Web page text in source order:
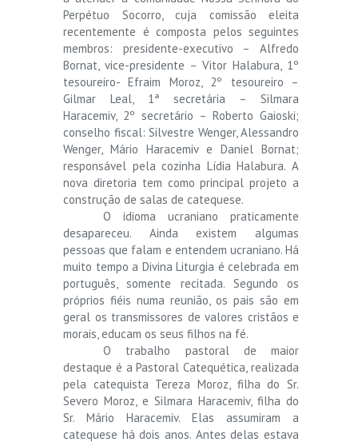
Perpétuo Socorro, cuja comissão eleita
recentemente é composta pelos seguintes
membros: presidente-executivo – Alfredo
Bornat, vice-presidente – Vitor Halabura, 1º
tesoureiro- Efraim Moroz, 2º tesoureiro –
Gilmar Leal, 1ª secretária – Silmara
Haracemiv, 2º secretário – Roberto Gaioski;
conselho fiscal: Silvestre Wenger, Alessandro
Wenger, Mário Haracemiv e Daniel Bornat;
responsável pela cozinha Lídia Halabura. A
nova diretoria tem como principal projeto a
construção de salas de catequese.
O idioma ucraniano praticamente
desapareceu. Ainda existem algumas
pessoas que falam e entendem ucraniano. Há
muito tempo a Divina Liturgia é celebrada em
português, somente recitada. Segundo os
próprios fiéis numa reunião, os pais são em
geral os transmissores de valores cristãos e
morais, educam os seus filhos na fé.
O trabalho pastoral de maior
destaque é a Pastoral Catequética, realizada
pela catequista Tereza Moroz, filha do Sr.
Severo Moroz, e Silmara Haracemiv, filha do
Sr. Mário Haracemiv. Elas assumiram a
catequese há dois anos. Antes delas estava